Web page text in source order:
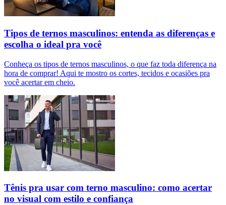
Tipos de ternos masculinos: entenda as diferenças e
escolha o ideal pra você
Conheça os tipos de ternos masculinos, o que faz toda diferença na
hora de comprar! Aqui te mostro os cortes, tecidos e ocasiões pra
você acertar em cheio.
Tênis pra usar com terno masculino: como acertar
no visual com estilo e confiança